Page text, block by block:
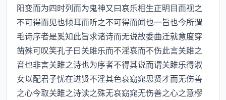
阳变而为四时列而为鬼神又曰哀乐相生正明目而视之
不可得而见也倾耳而听之不可得而闻也一旨也今所谓
毛诗序者是奚知此旨求诸诗而无说故委曲迁就意度穿
凿殊可叹笑孔子曰关雎乐而不淫哀而不伤此言关雎之
音也非言关雎之诗也为序者不得其说而谓关雎乐得淑
女以配君子忧在进贤不淫其色哀窈窕思贤才而无伤善
之心今取关雎之诗读之殊无哀窈窕无伤善之心之意樛